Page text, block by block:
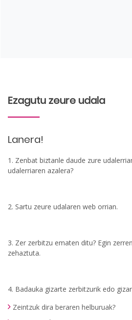
Ezagutu zeure udala
Lanera!
1. Zenbat biztanle daude zure
udalerriaren azalera?
2. Sartu zeure udalaren web orrian.
3. Zer zerbitzu ematen ditu? Egin
zehaztuta.
4. Badauka gizarte zerbitzurik edo
Zeintzuk dira beraren helburuak?